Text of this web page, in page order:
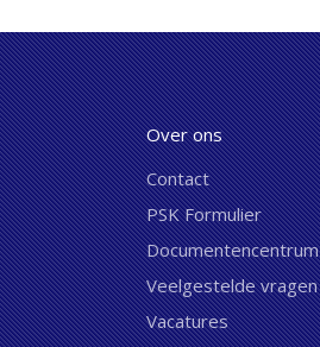
Over ons
Contact
PSK Formulier
Documentencentrum
Veelgestelde vragen
Vacatures